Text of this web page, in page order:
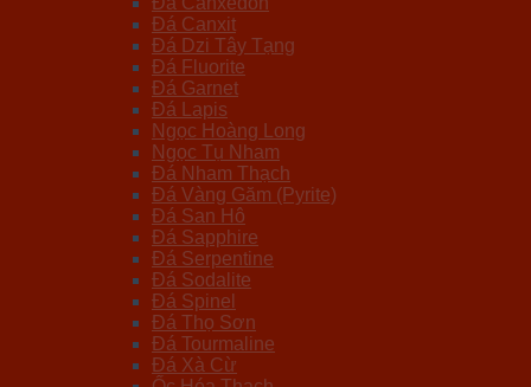
Đá Canxit
Đá Dzi Tây Tạng
Đá Fluorite
Đá Garnet
Đá Lapis
Ngọc Hoàng Long
Ngọc Tụ Nham
Đá Nham Thạch
Đá Vàng Găm (Pyrite)
Đá San Hô
Đá Sapphire
Đá Serpentine
Đá Sodalite
Đá Spinel
Đá Thọ Sơn
Đá Tourmaline
Đá Xà Cừ